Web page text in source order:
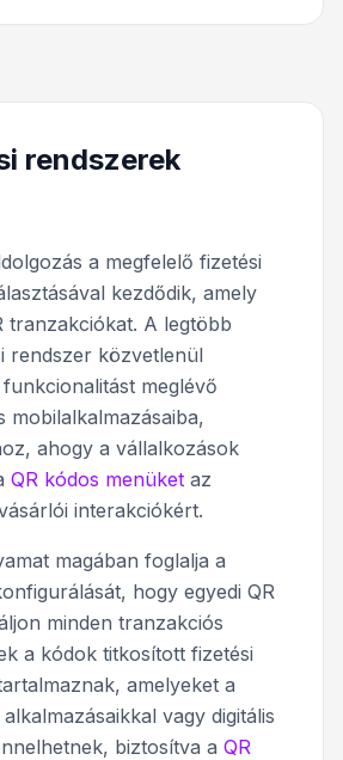
rendszerek
a megfelelő fizetési
kezdődik, amely
tranzakciókat. A legtöbb
rendszer közvetlenül
meglévő
mobilalkalmazásaiba,
ahogy a vállalkozások
QR kódos menüket az
interakciókért.
magában foglalja a
hogy egyedi QR
minden tranzakciós
a kódok titkosított fizetési
amelyeket a
vagy digitális
biztosítva a QR